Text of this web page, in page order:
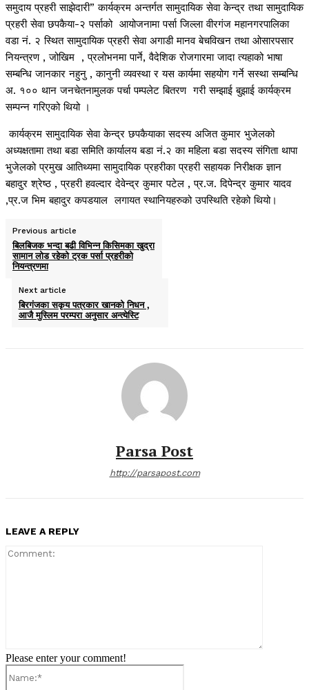
समुदाय प्रहरी साझेदारी” कार्यक्रम अन्तर्गत सामुदायिक सेवा केन्द्र तथा सामुदायिक
प्रहरी सेवा छपकैया-२ पर्साको आयोजनामा पर्सा जिल्ला वीरगंज महानगरपालिका
वडा नं. २ स्थित सामुदायिक प्रहरी सेवा अगाडी मानव बेचविखन तथा ओसारपसार
नियन्त्रण , जोखिम , प्रलोभनमा पार्ने, वैदेशिक रोजगारमा जादा त्यहाको भाषा
सम्बन्धि जानकार नहुनु , कानुनी व्यवस्था र यस कार्यमा सहयोग गर्ने सस्था सम्बन्धि
अ. १०० थान जनचेतनामुलक पर्चा पम्पलेट बितरण गरी सम्झाई बुझाई कार्यक्रम
सम्पन्न गरिएको थियो ।
कार्यक्रम सामुदायिक सेवा केन्द्र छपकैयाका सदस्य अजित कुमार भुजेलको
अध्यक्षतामा तथा बडा समिति कार्यालय बडा नं.२ का महिला बडा सदस्य संगिता थापा
भुजेलको प्रमुख आतिथ्यमा सामुदायिक प्रहरीका प्रहरी सहायक निरीक्षक ज्ञान
बहादुर श्रेष्ठ , प्रहरी हवल्दार देवेन्द्र कुमार पटेल , प्र.ज. दिपेन्द्र कुमार यादव
,प्र.ज भिम बहादुर कपडयाल लगायत स्थानियहरुको उपस्थिति रहेको थियो।
Previous article
बिलबिजक भन्दा बढी विभिन्न किसिमका खुद्रा
सामान लोड रहेको ट्रक पर्सा प्रहरीको
नियन्त्रणमा
Next article
बिरगंजका सकृय पत्रकार खानको निधन ,
आजै मुस्लिम परम्परा अनुसार अन्त्येस्टि
Parsa Post
http://parsapost.com
LEAVE A REPLY
Please enter your comment!